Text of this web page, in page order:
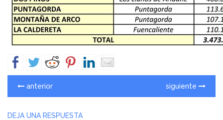
anterior siguiente
DEJA UNA RESPUESTA